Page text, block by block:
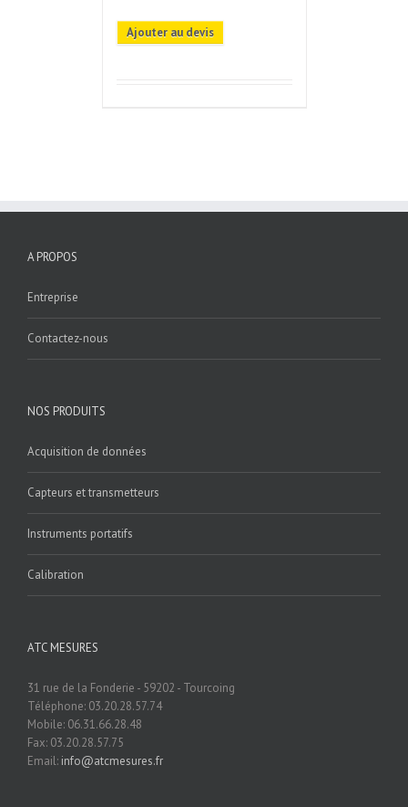
Ajouter au devis
A PROPOS
Entreprise
Contactez-nous
NOS PRODUITS
Acquisition de données
Capteurs et transmetteurs
Instruments portatifs
Calibration
ATC MESURES
31 rue de la Fonderie - 59202 - Tourcoing
Téléphone: 03.20.28.57.74
Mobile: 06.31.66.28.48
Fax: 03.20.28.57.75
Email: info@atcmesures.fr